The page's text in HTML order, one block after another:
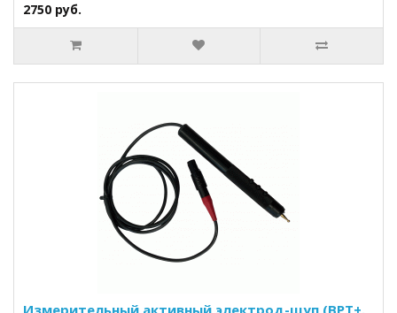
2750 руб.
Измерительный активный электрод-щуп (ВРТ+,